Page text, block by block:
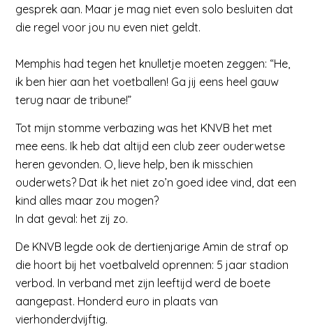
gesprek aan. Maar je mag niet even solo besluiten dat
die regel voor jou nu even niet geldt.
Memphis had tegen het knulletje moeten zeggen: “He,
ik ben hier aan het voetballen! Ga jij eens heel gauw
terug naar de tribune!”
Tot mijn stomme verbazing was het KNVB het met
mee eens. Ik heb dat altijd een club zeer ouderwetse
heren gevonden. O, lieve help, ben ik misschien
ouderwets? Dat ik het niet zo’n goed idee vind, dat een
kind alles maar zou mogen?
In dat geval: het zij zo.
De KNVB legde ook de dertienjarige Amin de straf op
die hoort bij het voetbalveld oprennen: 5 jaar stadion
verbod. In verband met zijn leeftijd werd de boete
aangepast. Honderd euro in plaats van
vierhonderdvijftig.